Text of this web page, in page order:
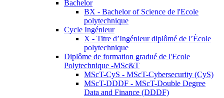
Bachelor
BX - Bachelor of Science de l'Ecole
polytechnique
Cycle Ingénieur
X - Titre d’Ingénieur diplômé de l’École
polytechnique
Diplôme de formation gradué de l'Ecole
Polytechnique -MSc&T
MScT-CyS - MScT-Cybersecurity (CyS)
MScT-DDDF - MScT-Double Degree
Data and Finance (DDDF)